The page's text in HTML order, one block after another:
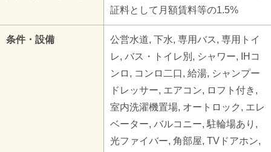
証料として月額賃料等の1.5%
条件・設備
公営水道, 下水, 専用バス, 専用トイ
レ, バス・トイレ別, シャワー, IHコ
ンロ, コンロ二口, 給湯, シャンプー
ドレッサー, エアコン, ロフト付き,
室内洗濯機置場, オートロック, エレ
ベーター, バルコニー, 駐輪場あり,
光ファイバー, 角部屋, TVドアホン,